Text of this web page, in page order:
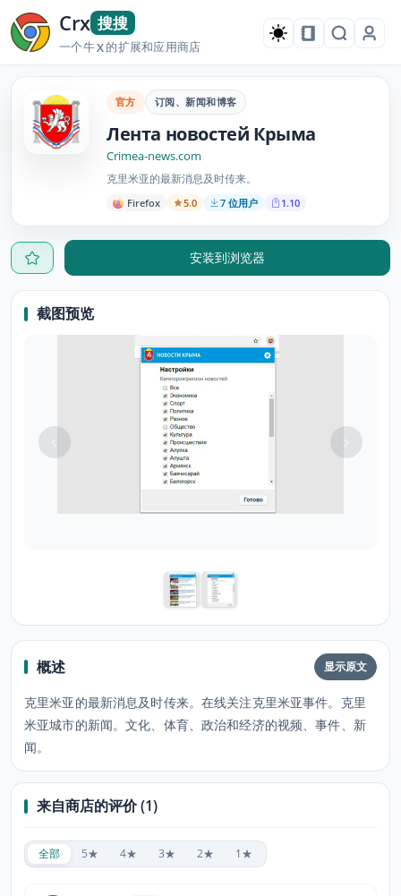
Crx 搜搜
一个牛X的扩展和应用商店
官方 订阅、新闻和博客
Лента новостей Крыма
Crimea-news.com
克里米亚的最新消息及时传来。
Firefox 5.0 7 位用户 1.10
安装到浏览器
截图预览
概述 显示原文
克里米亚的最新消息及时传来。在线关注克里米亚事件。克里
米亚城市的新闻。文化、体育、政治和经济的视频、事件、新
闻。
来自商店的评价 (1)
全部 5★ 4★ 3★ 2★ 1★